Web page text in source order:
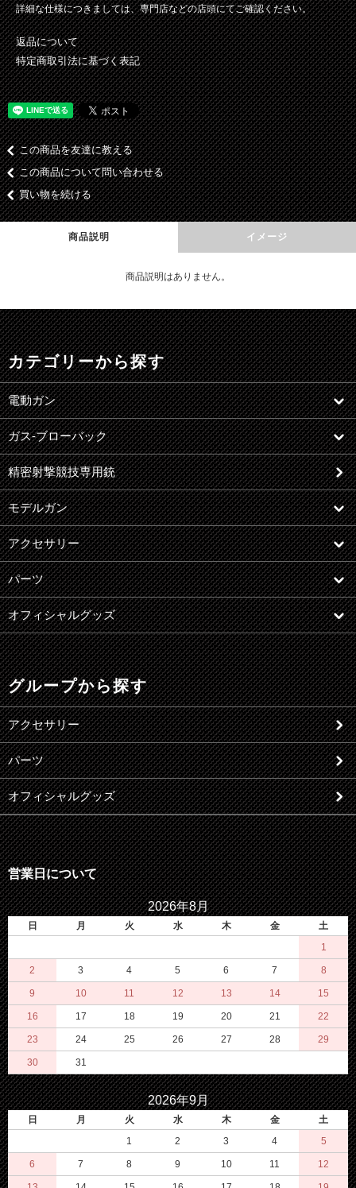
詳細な仕様につきましては、専門店などの店頭にてご確認ください。
返品について
特定商取引法に基づく表記
この商品を友達に教える
この商品について問い合わせる
買い物を続ける
商品説明 イメージ
商品説明はありません。
カテゴリーから探す
電動ガン
ガス-ブローバック
精密射撃競技専用銃
モデルガン
アクセサリー
パーツ
オフィシャルグッズ
グループから探す
アクセサリー
パーツ
オフィシャルグッズ
営業日について
2026年8月
日 月 火 水 木 金
土
1
2 3 4 5 6 7 8
9 10 11 12 13 14 15
16 17 18 19 20 21 22
23 24 25 26 27 28 29
30 31
2026年9月
日 月 火 水 木 金
土
1
2 3 4 5
6 7 8 9 10 11 12